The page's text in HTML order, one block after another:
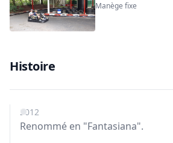
Manège fixe
Histoire
2012
Renommé en "Fantasiana".